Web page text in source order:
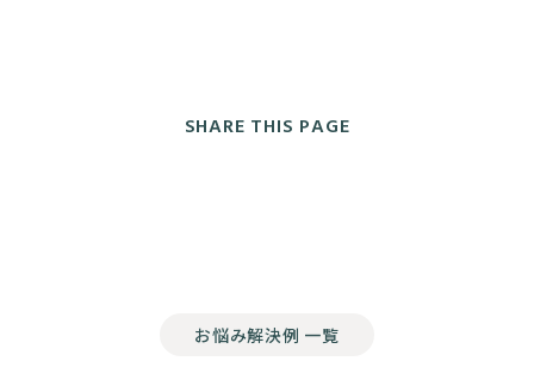
SHARE THIS PAGE
お悩み解決例 一覧